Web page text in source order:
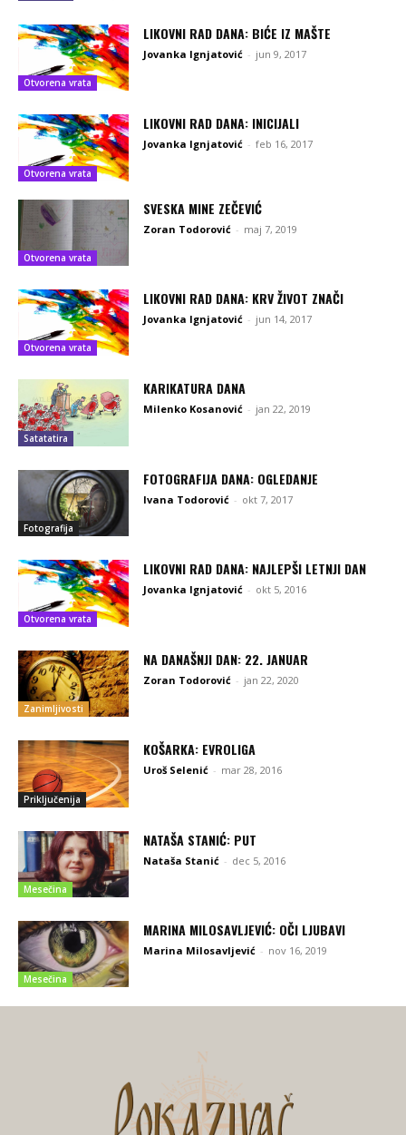
Otvorena vrata
LIKOVNI RAD DANA: BIĆE IZ MAŠTE
Jovanka Ignjatović - jun 9, 2017
Otvorena vrata
LIKOVNI RAD DANA: INICIJALI
Jovanka Ignjatović - feb 16, 2017
Otvorena vrata
SVESKA MINE ZEČEVIĆ
Zoran Todorović - maj 7, 2019
Otvorena vrata
LIKOVNI RAD DANA: KRV ŽIVOT ZNAČI
Jovanka Ignjatović - jun 14, 2017
Satatatira
KARIKATURA DANA
Milenko Kosanović - jan 22, 2019
Fotografija
FOTOGRAFIJA DANA: OGLEDANJE
Ivana Todorović - okt 7, 2017
Otvorena vrata
LIKOVNI RAD DANA: NAJLEPŠI LETNJI DAN
Jovanka Ignjatović - okt 5, 2016
Zanimljivosti
NA DANAŠNJI DAN: 22. JANUAR
Zoran Todorović - jan 22, 2020
Priključenija
KOŠARKA: EVROLIGA
Uroš Selenić - mar 28, 2016
Mesečina
NATAŠA STANIĆ: PUT
Nataša Stanić - dec 5, 2016
Mesečina
MARINA MILOSAVLJEVIĆ: OČI LJUBAVI
Marina Milosavljević - nov 16, 2019